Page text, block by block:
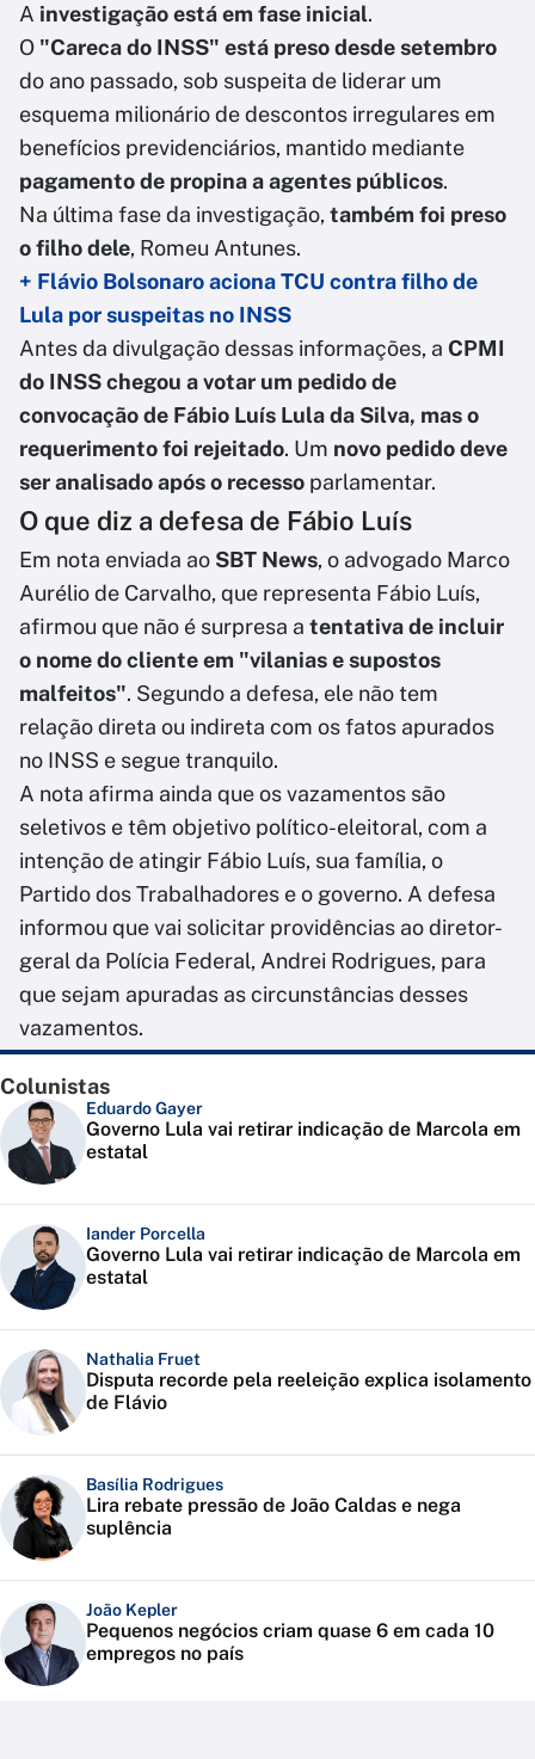
A investigação está em fase inicial.
O "Careca do INSS" está preso desde setembro
do ano passado, sob suspeita de liderar um
esquema milionário de descontos irregulares em
benefícios previdenciários, mantido mediante
pagamento de propina a agentes públicos.
Na última fase da investigação, também foi preso
o filho dele, Romeu Antunes.
+ Flávio Bolsonaro aciona TCU contra filho de
Lula por suspeitas no INSS
Antes da divulgação dessas informações, a CPMI
do INSS chegou a votar um pedido de
convocação de Fábio Luís Lula da Silva, mas o
requerimento foi rejeitado. Um novo pedido deve
ser analisado após o recesso parlamentar.
O que diz a defesa de Fábio Luís
Em nota enviada ao SBT News, o advogado Marco
Aurélio de Carvalho, que representa Fábio Luís,
afirmou que não é surpresa a tentativa de incluir
o nome do cliente em "vilanias e supostos
malfeitos". Segundo a defesa, ele não tem
relação direta ou indireta com os fatos apurados
no INSS e segue tranquilo.
A nota afirma ainda que os vazamentos são
seletivos e têm objetivo político-eleitoral, com a
intenção de atingir Fábio Luís, sua família, o
Partido dos Trabalhadores e o governo. A defesa
informou que vai solicitar providências ao diretor-
geral da Polícia Federal, Andrei Rodrigues, para
que sejam apuradas as circunstâncias desses
vazamentos.
Colunistas
Eduardo Gayer
Governo Lula vai retirar indicação de Marcola em
estatal
Iander Porcella
Governo Lula vai retirar indicação de Marcola em
estatal
Nathalia Fruet
Disputa recorde pela reeleição explica isolamento
de Flávio
Basília Rodrigues
Lira rebate pressão de João Caldas e nega
suplência
João Kepler
Pequenos negócios criam quase 6 em cada 10
empregos no país